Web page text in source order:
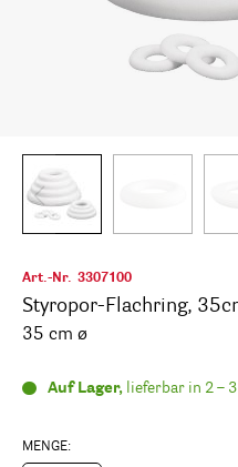
Art.-Nr. 3307100
Styropor-Flachring,
35 cm ø
Auf Lager, lieferbar in 2 –
MENGE: